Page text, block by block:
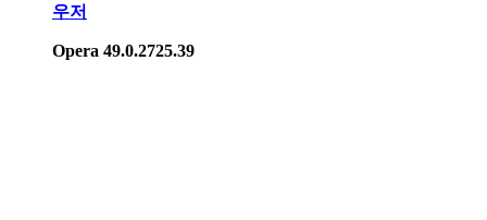
우저
Opera 49.0.2725.39